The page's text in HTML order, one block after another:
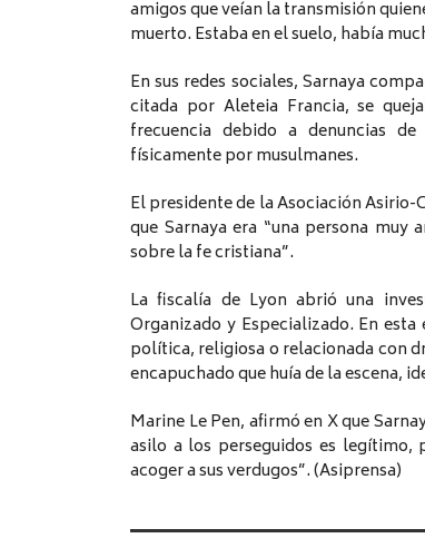
amigos que veían la transmisión
muerto. Estaba en el suelo, había
En sus redes sociales, Sarnaya
citada por Aleteia Francia, se
frecuencia debido a denuncias
físicamente por musulmanes.
El presidente de la Asociación Asirio-
que Sarnaya era “una persona
sobre la fe cristiana”.
La fiscalía de Lyon abrió una
Organizado y Especializado. En
política, religiosa o relacionada con
encapuchado que huía de la escena,
Marine Le Pen, afirmó en X que
asilo a los perseguidos es
acoger a sus verdugos”. (Asiprensa)